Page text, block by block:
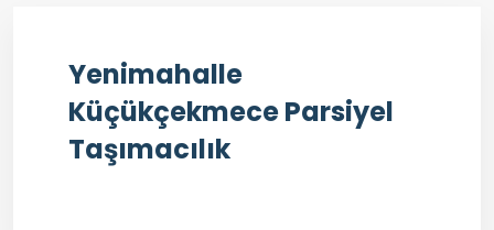
Yenimahalle
Küçükçekmece Parsiyel
Taşımacılık